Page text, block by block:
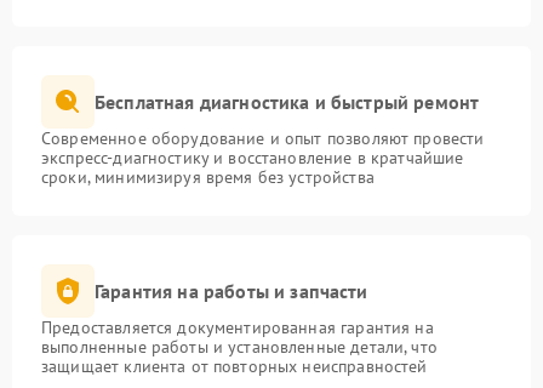
Бесплатная диагностика и быстрый ремонт
Современное оборудование и опыт позволяют провести
экспресс-диагностику и восстановление в кратчайшие
сроки, минимизируя время без устройства
Гарантия на работы и запчасти
Предоставляется документированная гарантия на
выполненные работы и установленные детали, что
защищает клиента от повторных неисправностей